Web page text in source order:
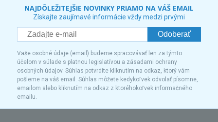
NAJDÔLEŽITEJŠIE NOVINKY PRIAMO NA VÁŠ EMAIL
Získajte zaujímavé informácie vždy medzi prvými
Odoberať
Vaše osobné údaje (email) budeme spracovávať len za týmto
účelom v súlade s platnou legislatívou a zásadami ochrany
osobných údajov. Súhlas potvrdíte kliknutím na odkaz, ktorý vám
pošleme na váš email. Súhlas môžete kedykoľvek odvolať písomne,
emailom alebo kliknutím na odkaz z ktoréhokoľvek informačného
emailu.